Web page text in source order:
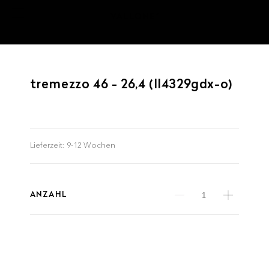
tremezzo 46 - 26,4 (ll4329gdx-o)
Lieferzeit: 9-12 Wochen
ANZAHL